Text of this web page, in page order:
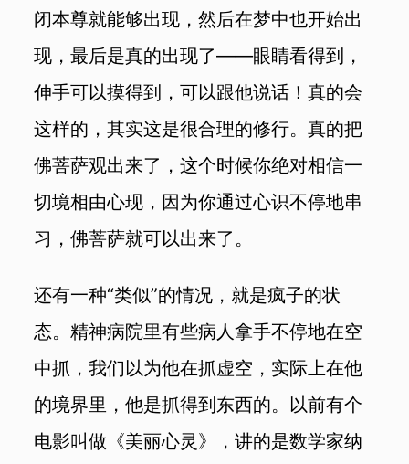
闭本尊就能够出现，然后在梦中也开始出
现，最后是真的出现了——眼睛看得到，
伸手可以摸得到，可以跟他说话！真的会
这样的，其实这是很合理的修行。真的把
佛菩萨观出来了，这个时候你绝对相信一
切境相由心现，因为你通过心识不停地串
习，佛菩萨就可以出来了。
还有一种“类似”的情况，就是疯子的状
态。精神病院里有些病人拿手不停地在空
中抓，我们以为他在抓虚空，实际上在他
的境界里，他是抓得到东西的。以前有个
电影叫做《美丽心灵》，讲的是数学家纳